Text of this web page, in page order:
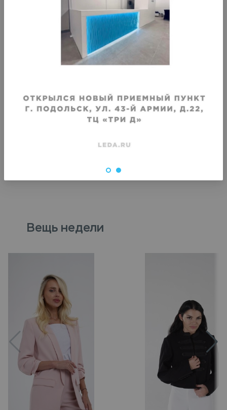
Хранение трикотажного платья Хранение сарафана
Вещь недели